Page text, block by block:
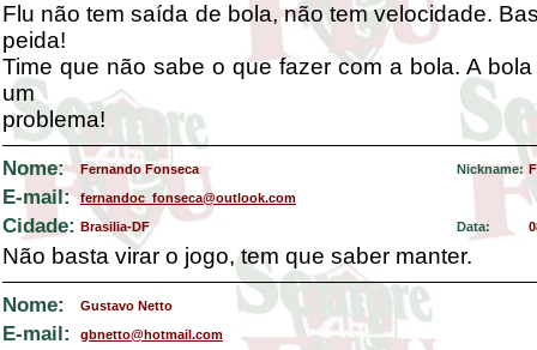
Flu não tem saída de bola, não tem velocidade.
peida!
Time que não sabe o que fazer com a bola. A
um
problema!
Nome: Fernando Fonseca Nickname:
E-mail: fernandoc_fonseca@outlook.com
Cidade: Brasilia-DF Data:
Não basta virar o jogo, tem que saber manter.
Nome: Gustavo Netto
E-mail: gbnetto@hotmail.com